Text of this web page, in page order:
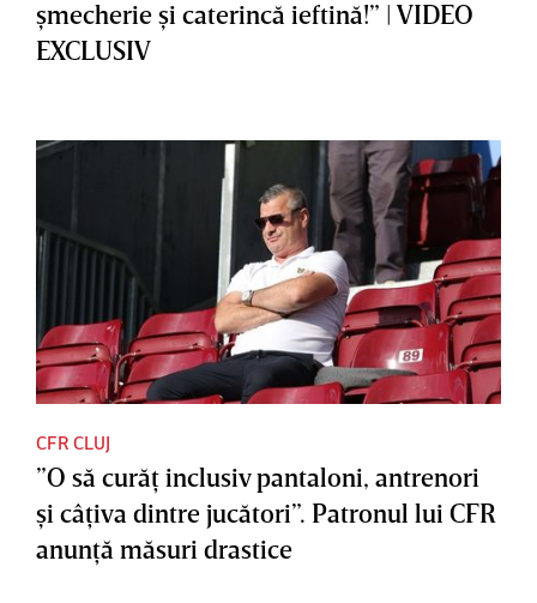
şmecherie şi caterincă ieftină!” | VIDEO
EXCLUSIV
CFR CLUJ
”O să curăţ inclusiv pantaloni, antrenori
şi câţiva dintre jucători”. Patronul lui CFR
anunţă măsuri drastice